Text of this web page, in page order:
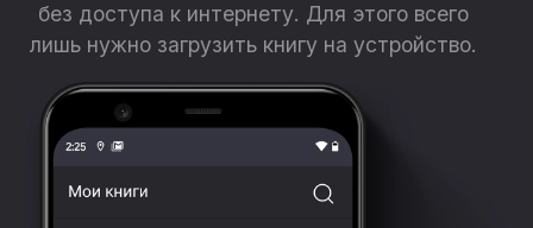
без доступа к интернету. Для этого всего
лишь нужно загрузить книгу на устройство.